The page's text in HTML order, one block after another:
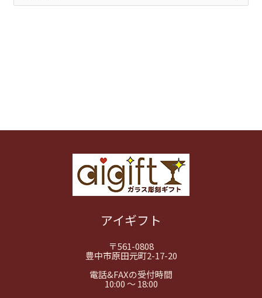
索
アイギフト
〒561-0808
豊中市原田元町2-17-20
電話&FAXの受付時間
10:00 ～ 18:00